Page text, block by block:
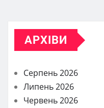
АРХІВИ
Серпень 2026
Липень 2026
Червень 2026